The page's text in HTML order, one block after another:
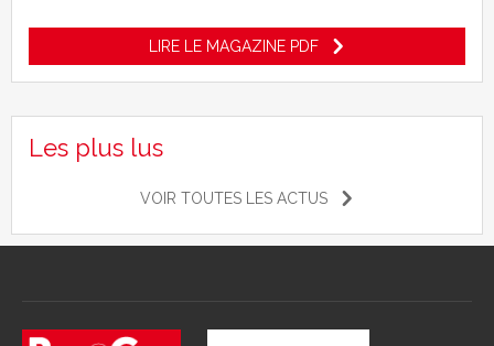
LIRE LE MAGAZINE PDF
Les plus lus
VOIR TOUTES LES ACTUS